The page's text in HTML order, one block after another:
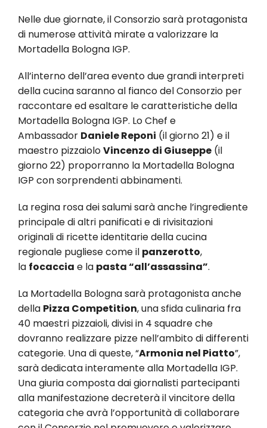
Nelle due giornate, il Consorzio sarà protagonista
di numerose attività mirate a valorizzare la
Mortadella Bologna IGP.
All’interno dell’area evento due grandi interpreti
della cucina saranno al fianco del Consorzio per
raccontare ed esaltare le caratteristiche della
Mortadella Bologna IGP. Lo Chef e
Ambassador Daniele Reponi (il giorno 21) e il
maestro pizzaioloVincenzo di Giuseppe (il
giorno 22) proporranno la Mortadella Bologna
IGP con sorprendenti abbinamenti.
La regina rosa dei salumi sarà anche l’ingrediente
principale di altri panificati e di rivisitazioni
originali di ricette identitarie della cucina
regionale pugliese come il panzerotto,
la focaccia e la pasta “all’assassina”.
La Mortadella Bologna sarà protagonista anche
della Pizza Competition, una sfida culinaria fra
40 maestri pizzaioli, divisi in 4 squadre che
dovranno realizzare pizze nell’ambito di differenti
categorie. Una di queste, “Armonia nel Piatto”,
sarà dedicata interamente alla Mortadella IGP.
Una giuria composta dai giornalisti partecipanti
alla manifestazione decreterà il vincitore della
categoria che avrà l’opportunità di collaborare